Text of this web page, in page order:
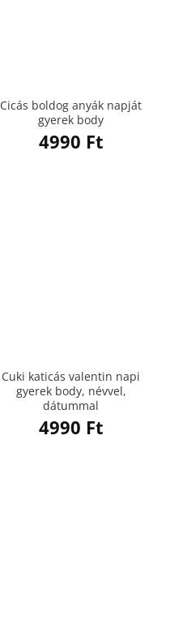
Cicás boldog anyák napját
gyerek body
4990 Ft
Cuki katicás valentin napi
gyerek body, névvel,
dátummal
4990 Ft